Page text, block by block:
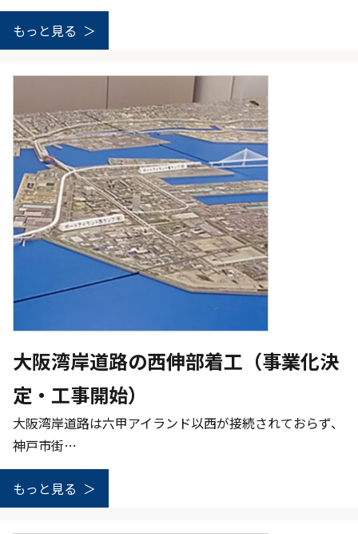
もっと見る
大阪湾岸道路の西伸部着工（事業化決
定・工事開始）
大阪湾岸道路は六甲アイランド以西が接続されておらず、
神戸市街…
もっと見る